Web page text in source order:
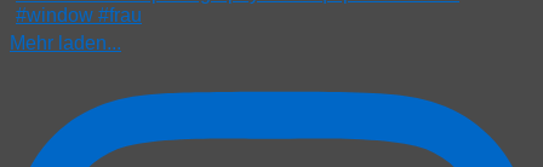
Mehr laden...